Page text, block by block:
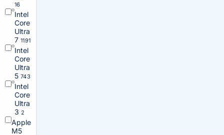
16
Intel
Core
Ultra
7 1191
Intel
Core
Ultra
5 743
Intel
Core
Ultra
3 2
Apple
M5